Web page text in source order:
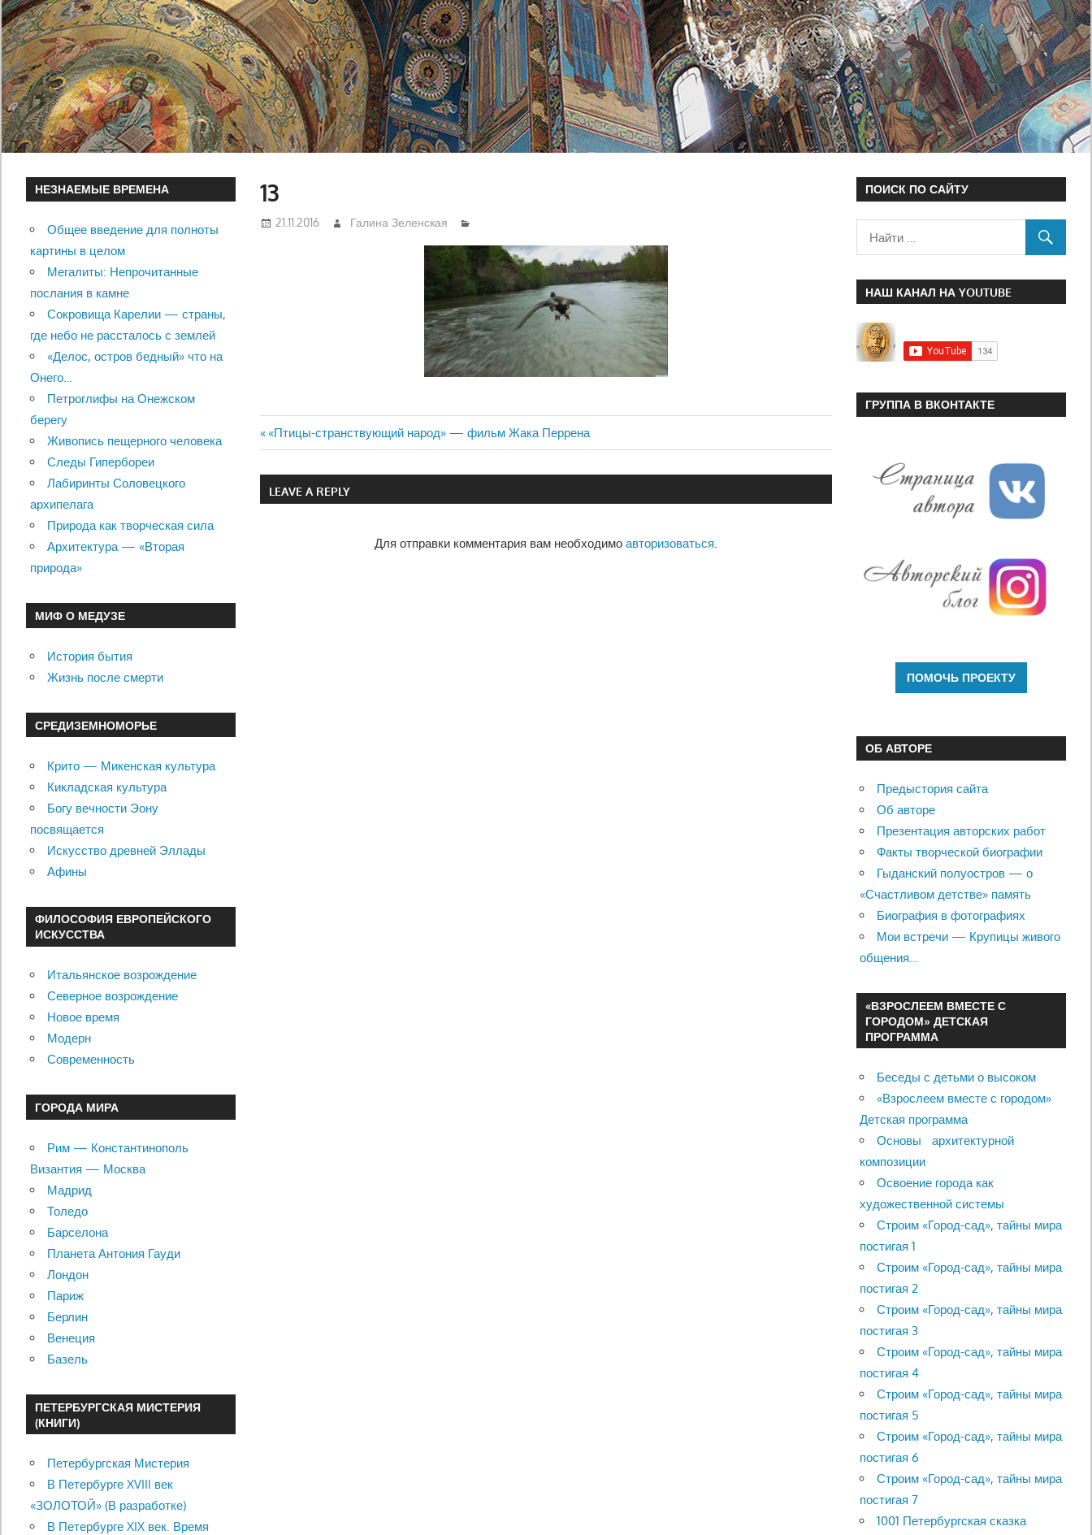
13
21.11.2016 Галина Зеленская
Навигация
по
Previous
Post:
«Птицы-странствующий народ» — фильм Жака Перрена
LEAVE A REPLY
Для отправки комментария вам необходимо авторизоваться.
НЕЗНАЕМЫЕ ВРЕМЕНА
Общее введение для полноты
картины в целом
Мегалиты: Непрочитанные
послания в камне
Сокровища Карелии — страны,
где небо не рассталось с землей
«Делос, остров бедный» что на
Онего…
Петроглифы на Онежском
берегу
Живопись пещерного человека
Следы Гипербореи
Лабиринты Соловецкого
архипелага
Природа как творческая сила
Архитектура — «Вторая
природа»
МИФ О МЕДУЗЕ
История бытия
Жизнь после смерти
СРЕДИЗЕМНОМОРЬЕ
Крито — Микенская культура
Кикладская культура
Богу вечности Эону
посвящается
Искусство древней Эллады
Афины
ФИЛОСОФИЯ ЕВРОПЕЙСКОГО
ИСКУССТВА
Итальянское возрождение
Северное возрождение
Новое время
Модерн
Современность
ГОРОДА МИРА
Рим — Константинополь
Византия — Москва
Мадрид
Толедо
Барселона
Планета Антония Гауди
Лондон
Париж
Берлин
Венеция
Базель
ПЕТЕРБУРГСКАЯ МИСТЕРИЯ
(КНИГИ)
Петербургская Мистерия
В Петербурге XVIII век
«ЗОЛОТОЙ» (В разработке)
В Петербурге XIX век. Время
ПОИСК ПО САЙТУ
НАШ КАНАЛ НА YOUTUBE
ГРУППА В ВКОНТАКТЕ
ОБ АВТОРЕ
Предыстория сайта
Об авторе
Презентация авторских работ
Факты творческой биографии
Гыданский полуостров — о
«Счастливом детстве» память
Биография в фотографиях
Мои встречи — Крупицы живого
общения…
«ВЗРОСЛЕЕМ ВМЕСТЕ С
ГОРОДОМ» ДЕТСКАЯ
ПРОГРАММА
Беседы с детьми о высоком
«Взрослеем вместе с городом»
Детская программа
Основы архитектурной
композиции
Освоение города как
художественной системы
Строим «Город-сад», тайны мира
постигая 1
Строим «Город-сад», тайны мира
постигая 2
Строим «Город-сад», тайны мира
постигая 3
Строим «Город-сад», тайны мира
постигая 4
Строим «Город-сад», тайны мира
постигая 5
Строим «Город-сад», тайны мира
постигая 6
Строим «Город-сад», тайны мира
постигая 7
1001 Петербургская сказка